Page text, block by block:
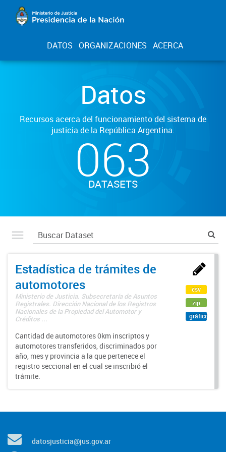
DATOS ORGANIZACIONES ACERCA
Datos
Recursos acerca del funcionamiento del sistema de
justicia de la República Argentina.
063
DATASETS
Estadística de trámites de
automotores
Ministerio de Justicia. Subsecretaría de Asuntos
Registrales. Dirección Nacional de los Registros
Nacionales de la Propiedad del Automotor y
Créditos ...
Cantidad de automotores 0km inscriptos y
automotores transferidos, discriminados por
año, mes y provincia a la que pertenece el
registro seccional en el cual se inscribió el
trámite.
csv
zip
gráfico
datosjusticia@jus.gov.ar